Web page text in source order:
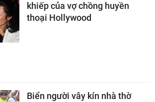
khiếp của vợ chồng huyền
thoại Hollywood
Biển người vây kín nhà thờ